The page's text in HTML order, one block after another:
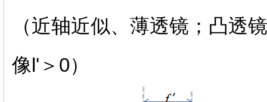
（近轴近似、薄透镜；凸透
像l'＞0）